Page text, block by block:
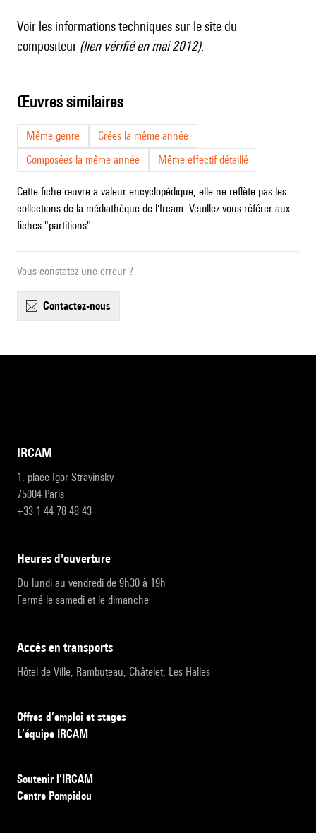
Voir les informations techniques sur le site du
compositeur (lien vérifié en mai 2012).
œuvres similaires
Même genre
Crées la même année
Composées la même année
Même effectif détaillé
Cette fiche œuvre a valeur encyclopédique, elle ne reflète pas les
collections de la médiathèque de l'Ircam. Veuillez vous référer aux
fiches "partitions".
Vous constatez une erreur ?
contactez-nous
IRCAM
1, place Igor-Stravinsky
75004 Paris
+33 1 44 78 48 43
heures d'ouverture
Du lundi au vendredi de 9h30 à 19h
Fermé le samedi et le dimanche
accès en transports
Hôtel de Ville, Rambuteau, Châtelet, Les Halles
Offres d’emploi et stages
L’équipe IRCAM
Soutenir l’IRCAM
Centre Pompidou